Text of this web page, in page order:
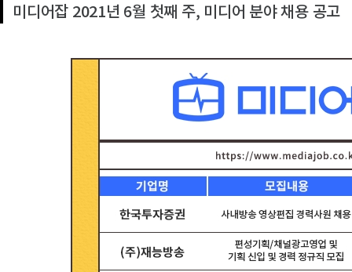
미디어잡 2021년 6월 첫째 주, 미디어 분야 채용 공고